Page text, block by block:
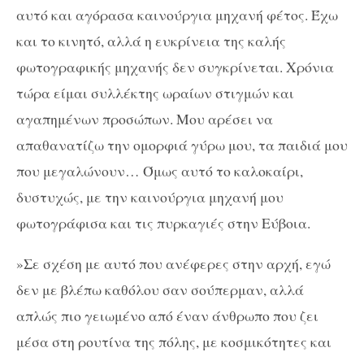
αυτό και αγόρασα καινούργια μηχανή φέτος. Έχω
και το κινητό, αλλά η ευκρίνεια της καλής
φωτογραφικής μηχανής δεν συγκρίνεται. Χρόνια
τώρα είμαι συλλέκτης ωραίων στιγμών και
αγαπημένων προσώπων. Μου αρέσει να
απαθανατίζω την ομορφιά γύρω μου, τα παιδιά μου
που μεγαλώνουν… Όμως αυτό το καλοκαίρι,
δυστυχώς, με την καινούργια μηχανή μου
φωτογράφισα και τις πυρκαγιές στην Εύβοια.
»Σε σχέση με αυτό που ανέφερες στην αρχή, εγώ
δεν με βλέπω καθόλου σαν σούπερμαν, αλλά
απλώς πιο γειωμένο από έναν άνθρωπο που ζει
μέσα στη ρουτίνα της πόλης, με κοσμικότητες και